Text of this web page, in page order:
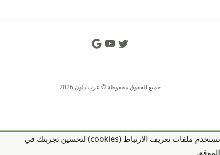
Social Links
جميع الحقوق محفوظة © عرب داون 2026
نستخدم ملفات تعريف الارتباط (cookies) لتحسين تجربتك في
الموقع.